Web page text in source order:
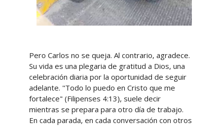
Pero Carlos no se queja. Al contrario, agradece.
Su vida es una plegaria de gratitud a Dios, una
celebración diaria por la oportunidad de seguir
adelante. "Todo lo puedo en Cristo que me
fortalece" (Filipenses 4:13), suele decir
mientras se prepara para otro día de trabajo.
En cada parada, en cada conversación con otros